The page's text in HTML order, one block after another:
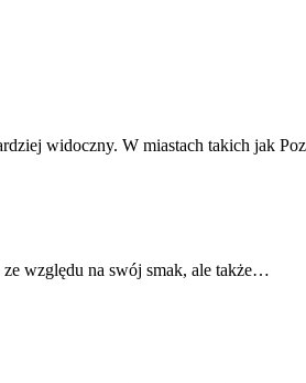
widoczny. W miastach takich jak
względu na swój smak, ale także…